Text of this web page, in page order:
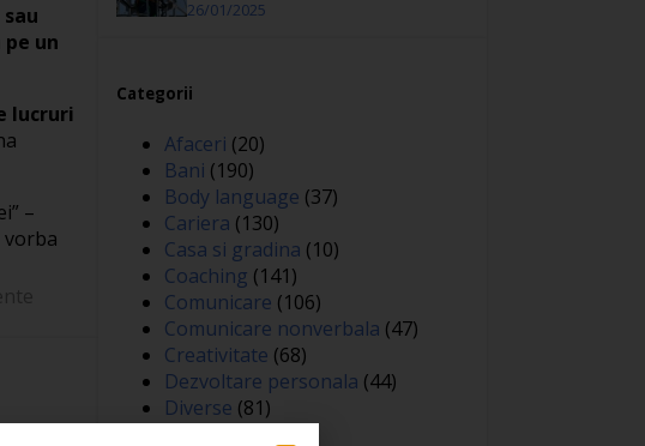
un
lucruri
–
vorba
26/01/2025
Categorii
Afaceri (20)
Bani (190)
Body language (37)
Cariera (130)
Casa si gradina (10)
Coaching (141)
Comunicare (106)
Comunicare nonverbala (47)
Creativitate (68)
Dezvoltare personala (44)
Diverse (81)